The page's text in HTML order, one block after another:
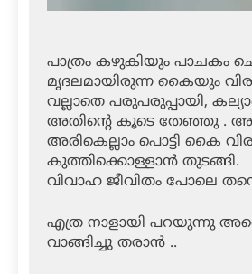
പാത്രം കഴുകിയും പാചകം
മൃദലമായിരുന്ന കൈയും
വല്ലാതെ പരുപരുപ്പായി,
അതിന്റെ കൂടെ തേഞ്ഞു .
അരികെല്ലാം പൊട്ടി കൈ
കുത്തിക്കൊള്ളാൻ തുടങ്ങി.
വിവാഹ ജീവിതം പോലെ
എത്ര നാളായി പറയുന്നു
വാങ്ങിച്ചു തരാൻ ..